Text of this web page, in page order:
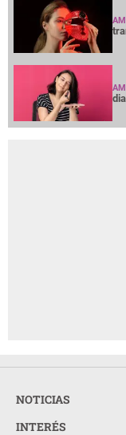
NOTICIAS
INTERÉS